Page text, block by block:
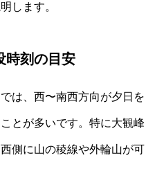
します。
時刻の目安
は、西〜南西方向が夕日を
とが多いです。特に大観峰
側に山の稜線や外輪山が可